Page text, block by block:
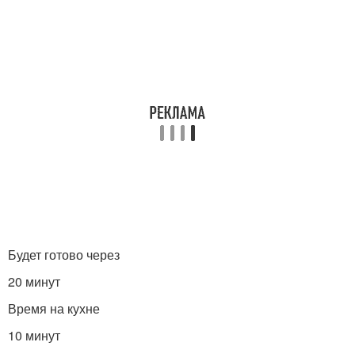
Будет готово через
20 минут
Время на кухне
10 минут